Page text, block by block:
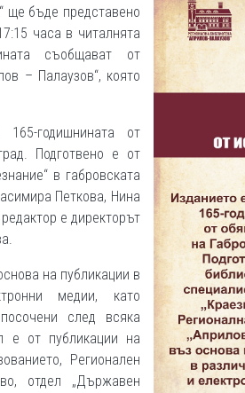
ще бъде представено
часа в читалнята
съобщават от
– Палаузов“, която
годишнината от
Подготвено е от
в габровската
Петкова, Нина
е директорът
на публикации в
медии, като
след всяка
е от публикации на
Регионален
отдел „Държавен